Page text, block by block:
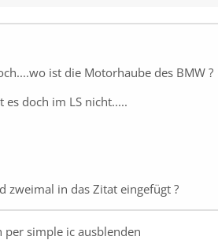
ist die Motorhaube des BMW ?
es doch im LS nicht.....
zweimal in das Zitat eingefügt ?
per simple ic ausblenden